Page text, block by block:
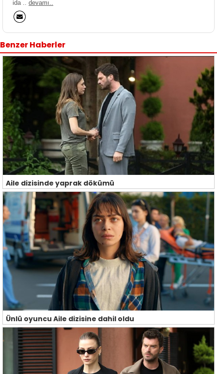
ida .. devamı..
Benzer Haberler
Aile dizisinde yaprak dökümü
Ünlü oyuncu Aile dizisine dahil oldu